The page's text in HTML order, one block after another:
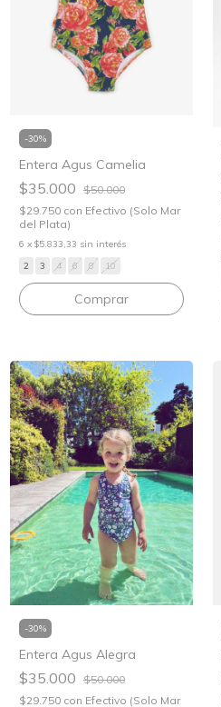
-30%
Entera Agus Camelia
$35.000 $50.000
$29.750 con Efectivo (Solo Mar
del Plata)
6 x $5.833,33 sin interés
2
3 4 6 8 10
Comprar
-30%
Entera Agus Alegra
$35.000 $50.000
$29.750 con Efectivo (Solo Mar